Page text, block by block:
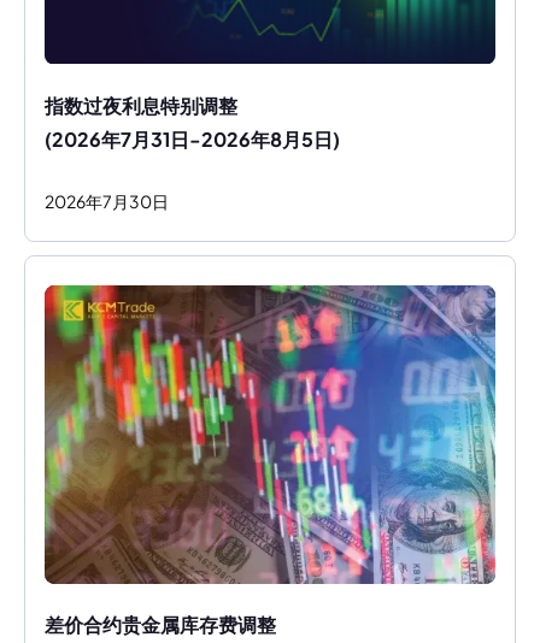
指数过夜利息特别调整
(2026年7月31日-2026年8月5日)
2026年7 月 30日
差价合约贵金属库存费调整